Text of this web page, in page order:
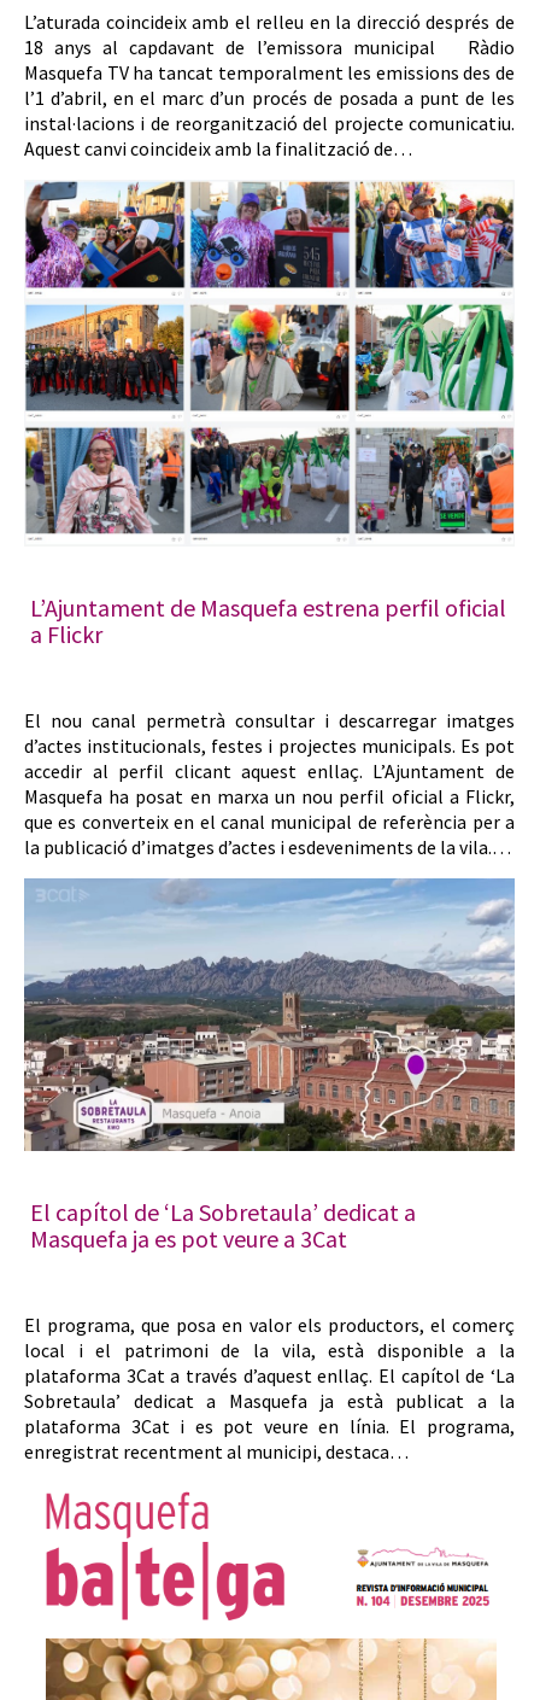
L’aturada coincideix amb el relleu en la direcció després de
18 anys al capdavant de l’emissora municipal Ràdio
Masquefa TV ha tancat temporalment les emissions des de
l’1 d’abril, en el marc d’un procés de posada a punt de les
instal·lacions i de reorganització del projecte comunicatiu.
Aquest canvi coincideix amb la finalització de…
L’Ajuntament de Masquefa estrena perfil oficial
a Flickr
El nou canal permetrà consultar i descarregar imatges
d’actes institucionals, festes i projectes municipals. Es pot
accedir al perfil clicant aquest enllaç. L’Ajuntament de
Masquefa ha posat en marxa un nou perfil oficial a Flickr,
que es converteix en el canal municipal de referència per a
la publicació d’imatges d’actes i esdeveniments de la vila.…
El capítol de ‘La Sobretaula’ dedicat a
Masquefa ja es pot veure a 3Cat
El programa, que posa en valor els productors, el comerç
local i el patrimoni de la vila, està disponible a la
plataforma 3Cat a través d’aquest enllaç. El capítol de ‘La
Sobretaula’ dedicat a Masquefa ja està publicat a la
plataforma 3Cat i es pot veure en línia. El programa,
enregistrat recentment al municipi, destaca…